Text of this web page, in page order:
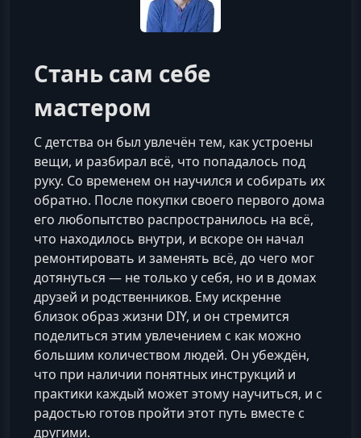
Стань сам себе
мастером
С детства он был увлечён тем, как устроены
вещи, и разбирал всё, что попадалось под
руку. Со временем он научился и собирать их
обратно. После покупки своего первого дома
его любопытство распространилось на всё,
что находилось внутри, и вскоре он начал
ремонтировать и заменять всё, до чего мог
дотянуться — не только у себя, но и в домах
друзей и родственников. Ему искренне
близок образ жизни DIY, и он стремится
поделиться этим увлечением с как можно
большим количеством людей. Он убеждён,
что при наличии понятных инструкций и
практики каждый может этому научиться, и с
радостью готов пройти этот путь вместе с
другими.